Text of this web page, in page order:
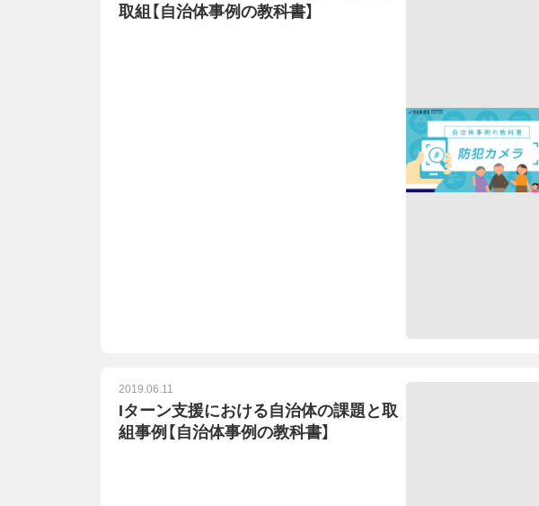
取組【自治体事例の教科書】
2019.06.11
Iターン支援における自治体の課題と取
組事例【自治体事例の教科書】